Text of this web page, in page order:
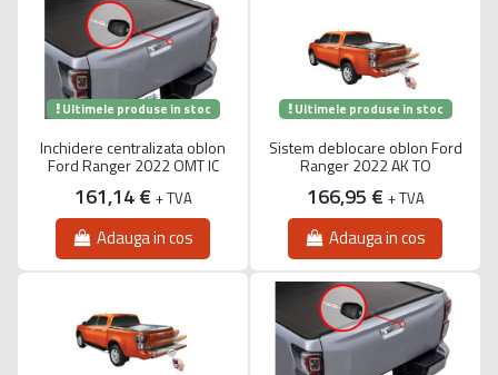
Ultimele produse in stoc
Inchidere centralizata oblon
Ford Ranger 2022 OMT IC
161,14 € + TVA
Adauga in cos
Ultimele produse in stoc
Sistem deblocare oblon Ford
Ranger 2022 AK TO
166,95 € + TVA
Adauga in cos